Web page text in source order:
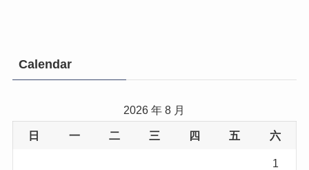
Calendar
2026 年 8 月
日 一 二 三 四 五 六
1